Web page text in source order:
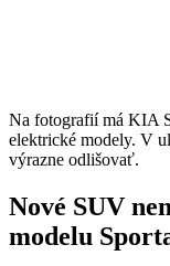
Na fotografií má KIA
elektrické modely. V
výrazne odlišovať.
Nové SUV
modelu